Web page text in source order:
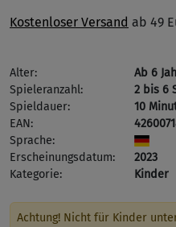
Kostenloser Versand ab 49
Alter:
Ab 6
Spieleranzahl:
2 bis 6
Spieldauer:
10
EAN:
Sprache:
Erscheinungsdatum:
2023
Kategorie:
Kinder
Achtung! Nicht für Kinder